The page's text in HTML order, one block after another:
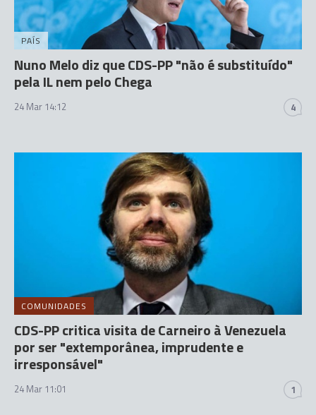
PAÍS
Nuno Melo diz que CDS-PP "não é substituído"
pela IL nem pelo Chega
24 Mar 14:12 4
COMUNIDADES
CDS-PP critica visita de Carneiro à Venezuela
por ser "extemporânea, imprudente e
irresponsável"
24 Mar 11:01 1